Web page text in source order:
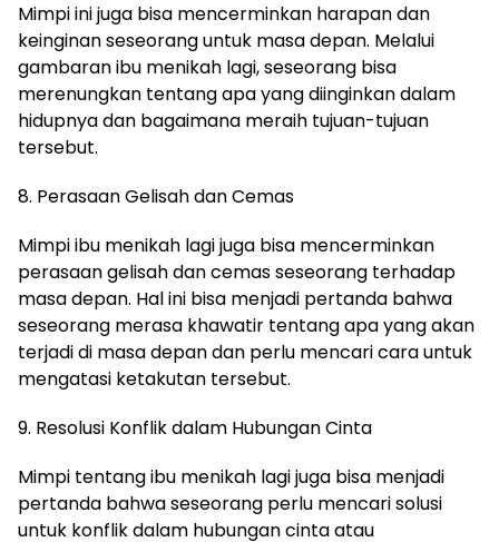
Mimpi ini juga bisa mencerminkan harapan dan
keinginan seseorang untuk masa depan. Melalui
gambaran ibu menikah lagi, seseorang bisa
merenungkan tentang apa yang diinginkan dalam
hidupnya dan bagaimana meraih tujuan-tujuan
tersebut.
8. Perasaan Gelisah dan Cemas
Mimpi ibu menikah lagi juga bisa mencerminkan
perasaan gelisah dan cemas seseorang terhadap
masa depan. Hal ini bisa menjadi pertanda bahwa
seseorang merasa khawatir tentang apa yang akan
terjadi di masa depan dan perlu mencari cara untuk
mengatasi ketakutan tersebut.
9. Resolusi Konflik dalam Hubungan Cinta
Mimpi tentang ibu menikah lagi juga bisa menjadi
pertanda bahwa seseorang perlu mencari solusi
untuk konflik dalam hubungan cinta atau